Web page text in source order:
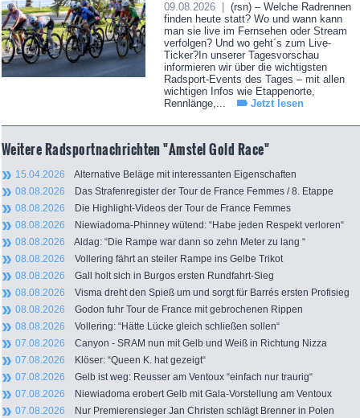
09.08.2026 |
(rsn) – Welche Radrennen
finden heute statt? Wo und wann kann
man sie live im Fernsehen oder Stream
verfolgen? Und wo geht´s zum Live-
Ticker?In unserer Tagesvorschau
informieren wir über die wichtigsten
Radsport-Events des Tages – mit allen
wichtigen Infos wie Etappenorte,
Rennlänge,...
Jetzt lesen
Weitere Radsportnachrichten "Amstel Gold Race"
15.04.2026 Alternative Beläge mit interessanten Eigenschaften
08.08.2026 Das Strafenregister der Tour de France Femmes / 8. Etappe
08.08.2026 Die Highlight-Videos der Tour de France Femmes
08.08.2026 Niewiadoma-Phinney wütend: “Habe jeden Respekt verloren“
08.08.2026 Aldag: “Die Rampe war dann so zehn Meter zu lang “
08.08.2026 Vollering fährt an steiler Rampe ins Gelbe Trikot
08.08.2026 Gall holt sich in Burgos ersten Rundfahrt-Sieg
08.08.2026 Visma dreht den Spieß um und sorgt für Barrés ersten Profisieg
08.08.2026 Godon fuhr Tour de France mit gebrochenen Rippen
08.08.2026 Vollering: “Hätte Lücke gleich schließen sollen“
07.08.2026 Canyon - SRAM nun mit Gelb und Weiß in Richtung Nizza
07.08.2026 Klöser: “Queen K. hat gezeigt“
07.08.2026 Gelb ist weg: Reusser am Ventoux “einfach nur traurig“
07.08.2026 Niewiadoma erobert Gelb mit Gala-Vorstellung am Ventoux
07.08.2026 Nur Premierensieger Jan Christen schlägt Brenner in Polen